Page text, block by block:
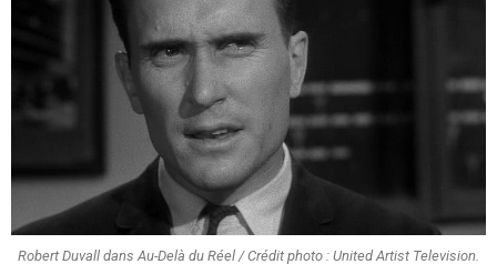
Robert Duvall dans Au-Delà du Réel / Crédit photo : United Artist Television.